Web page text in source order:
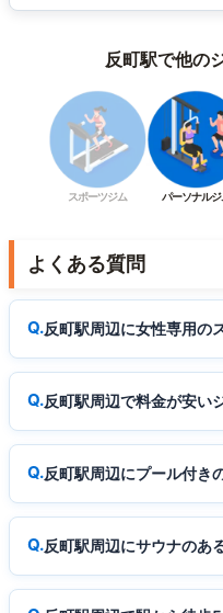
反町駅で他の
スポーツジム パーソナルジ
よくある質問
反町駅周辺に女性専用の
反町駅周辺で料金が安い
反町駅周辺にプール付き
反町駅周辺にサウナのあ